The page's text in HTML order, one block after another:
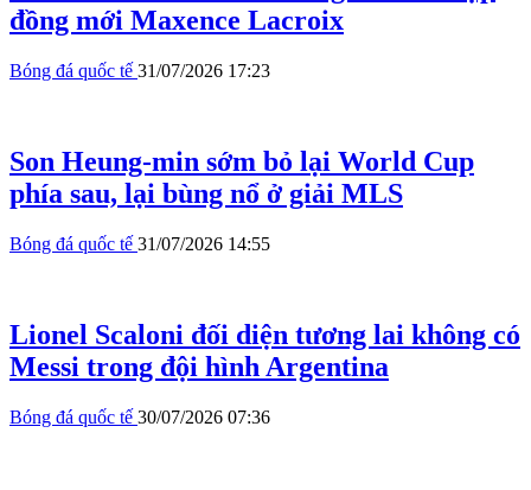
đồng mới Maxence Lacroix
Bóng đá quốc tế 31/07/2026 17:23
Son Heung-min sớm bỏ lại World Cup
phía sau, lại bùng nổ ở giải MLS
Bóng đá quốc tế 31/07/2026 14:55
Lionel Scaloni đối diện tương lai không có
Messi trong đội hình Argentina
Bóng đá quốc tế 30/07/2026 07:36